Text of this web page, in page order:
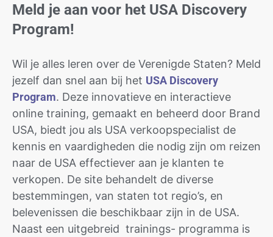
Meld je aan voor het USA Discovery
Program!
Wil je alles leren over de Verenigde Staten? Meld
jezelf dan snel aan bij het USA Discovery
Program. Deze innovatieve en interactieve
online training, gemaakt en beheerd door Brand
USA, biedt jou als USA verkoopspecialist de
kennis en vaardigheden die nodig zijn om reizen
naar de USA effectiever aan je klanten te
verkopen. De site behandelt de diverse
bestemmingen, van staten tot regio’s, en
belevenissen die beschikbaar zijn in de USA.
Naast een uitgebreid trainings- programma is